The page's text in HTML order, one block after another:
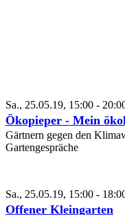
Sa., 25.05.19, 15:00 -
Ökopieper - Mein
Gärtnern gegen den
Gartengespräche
Sa., 25.05.19, 15:00 -
Offener Kleingarten